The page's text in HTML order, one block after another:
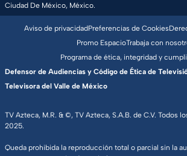
Ciudad De México, México.
TV Azteca, M.R. & ©, TV Azteca, S.A.B. de C.V. Todos
2025.
Queda prohibida la reproducción total o parcial sin la
Aviso de privacidadPreferencias de Cookies
Promo EspacioTrabaja con
Programa de ética, integridad y
Defensor de Audiencias y Código de Ética de
Televisora del Valle de México